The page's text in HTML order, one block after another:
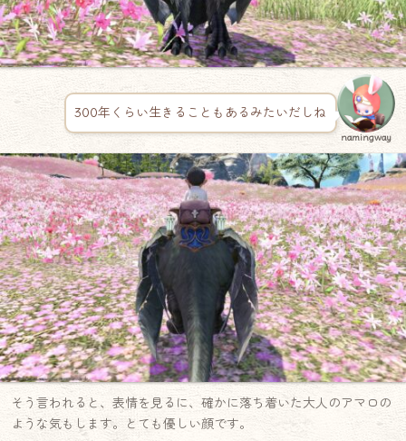
300年くらい生きることもあるみたいだしね
namingway
そう言われると、表情を見るに、確かに落ち着いた大人のアマロの
ような気もします。とても優しい顔です。